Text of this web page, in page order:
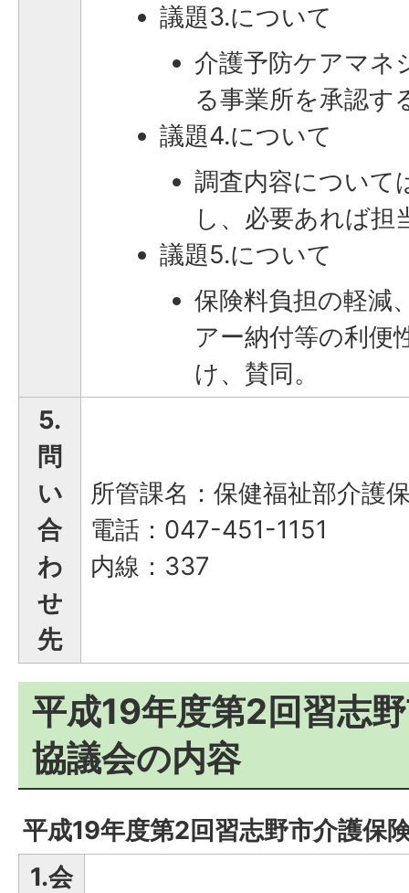
議題3.について
介護予防ケアマネ
る事業所を承認す
議題4.について
調査内容について
し、必要あれば担
議題5.について
保険料負担の軽減
アー納付等の利便
け、賛同。
5.
問
い
合
わ
せ
先
所管課名：保健福祉部介護
電話：047-451-1151
内線：337
平成19年度第2回習志
協議会の内容
平成19年度第2回習志野市介護保
1.会